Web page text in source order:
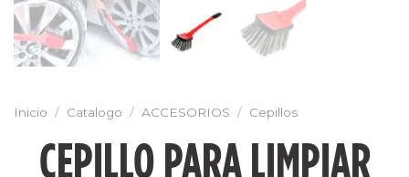
Inicio / Catalogo / ACCESORIOS / Cepillos
CEPILLO PARA LIMPIAR